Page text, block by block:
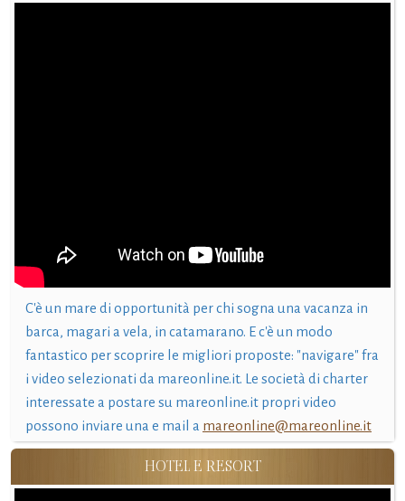
C'è un mare di opportunità per chi sogna una vacanza in
barca, magari a vela, in catamarano. E c'è un modo
fantastico per scoprire le migliori proposte: "navigare" fra
i video selezionati da mareonline.it. Le società di charter
interessate a postare su mareonline.it propri video
possono inviare una e mail a mareonline@mareonline.it
HOTEL E RESORT